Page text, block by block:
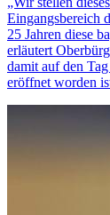
Eingangsbereich
25 Jahren diese
erläutert
damit auf den
eröffnet worden